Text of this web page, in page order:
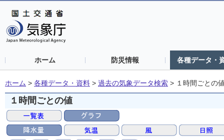
ホーム 防災情報 各種データ・
ホーム > 各種データ・資料 > 過去の気象データ検索 > １時間ごとの
１時間ごとの値